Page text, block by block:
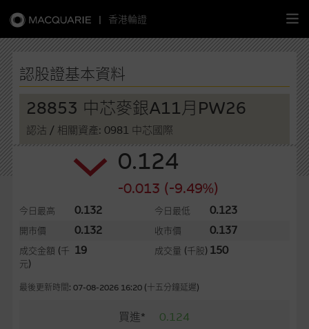
| 香港輪證
主頁
牛熊證
認股證基本資料
28853 中芯麥銀A11月PW26
認沽 / 相關資產: 0981 中芯國際
0.124
-0.013 (-9.49%)
今日最高 0.132 今日最低 0.123
開市價 0.132 收市價 0.137
成交金額 (千
元)
19 成交量 (千股) 150
最後更新時間: 07-08-2026 16:20 (十五分鐘延遲)
買進* 0.124